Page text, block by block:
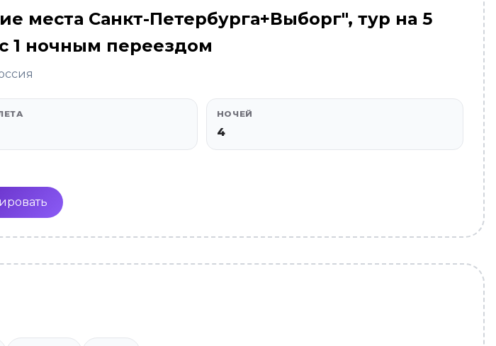
места Санкт-Петербурга+Выборг", тур на 5
1 ночным переездом
НОЧЕЙ
4